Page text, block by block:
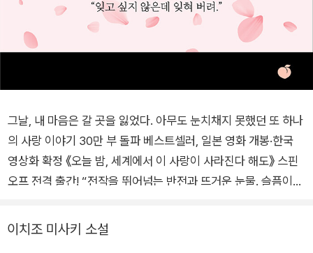
그날, 내 마음은 갈 곳을 잃었다. 아무도 눈치채지 못했던 또 하나
의 사랑 이야기 30만 부 돌파 베스트셀러, 일본 영화 개봉·한국
영상화 확정 《오늘 밤, 세계에서 이 사랑이 사라진다 해도》 스핀
오프 전격 출간! “전작을 뛰어넘는 반전과 뜨거운 눈물. 슬픔이
서만 누적 판매 부수 30만 부, 한국·일본·중국을 합해 50만 부 이
이치조 미사키 소설